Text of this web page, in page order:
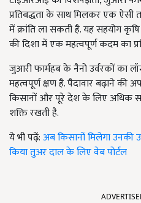
प्रतिबद्धता के साथ मिलकर एक ऐसी
में क्रांति ला सकती है. यह सहयोग
की दिशा में एक महत्वपूर्ण कदम का
जुआरी फार्महब के नैनो उर्वरकों का
महत्वपूर्ण क्षण है. पैदावार बढ़ाने की
किसानों और पूरे देश के लिए अधिक
शक्ति रखती है.
ये भी पढ़ें:अब किसानों मिलेगा उनकी
किया तुअर दाल के लिए वेब पोर्टल